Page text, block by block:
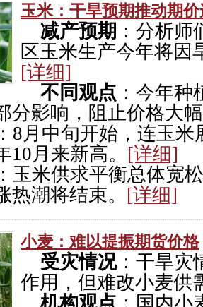
玉米：干旱预期推动期
减产预期 ：分析
区玉米生产今年将因
[详细]
不同观点 ：今年
分影响，阻止价格大
：8月中旬开始，连玉
月来新高。 [详细]
：玉米供求平衡总体宽
热潮将结束。 [详细]
小麦：难以提振期货价格
受灾情况：干旱灾
作用，但难改小麦供
机构观点 ：国内